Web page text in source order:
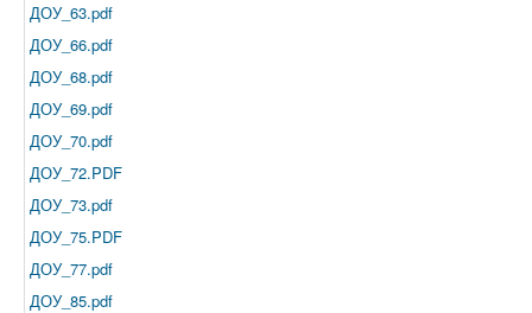
ДОУ_63.pdf
ДОУ_66.pdf
ДОУ_68.pdf
ДОУ_69.pdf
ДОУ_70.pdf
ДОУ_72.PDF
ДОУ_73.pdf
ДОУ_75.PDF
ДОУ_77.pdf
ДОУ_85.pdf